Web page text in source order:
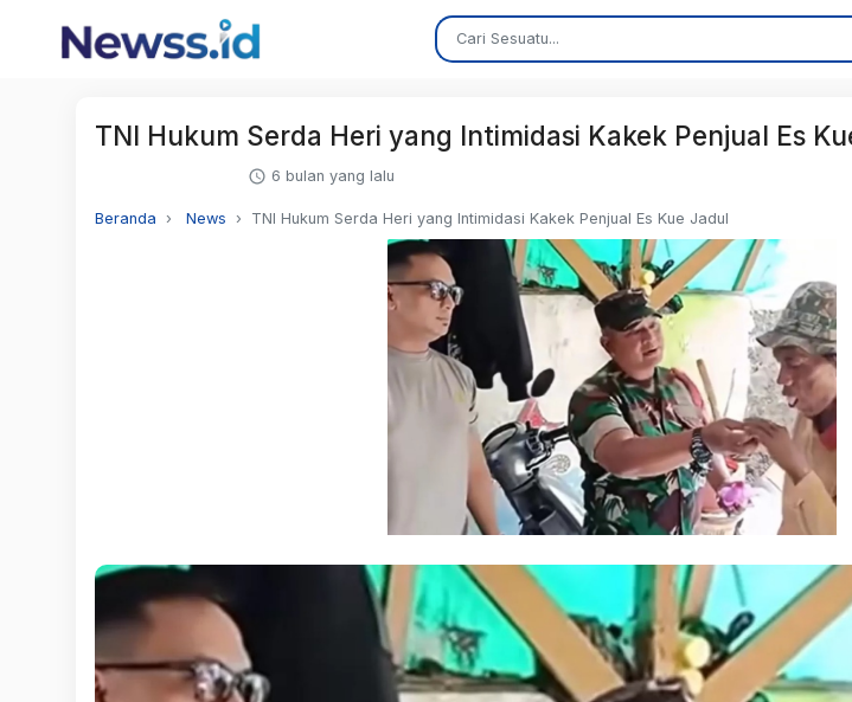
TNI Hukum Serda Heri yang Intimidasi Kakek Penjual Es
6 bulan yang lalu
Beranda News TNI Hukum Serda Heri yang Intimidasi Kakek Penjual Es Kue Jadul